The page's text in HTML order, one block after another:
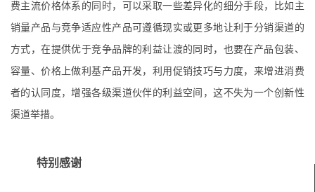
费主流价格体系的同时，可以采取一些差异化的细分手段， 比如主
销量产品与竞争适应性产品可遵循现实或更多地让利于分销渠道的
方式，在提供优于竞争品牌的利益让渡的同时，也要在产品包装、
容量、价格上做利基产品开发，利用促销技巧与力度，来增进消费
者的认同度，增强各级渠道伙伴的利益空间，这不失为一个创新性
渠道举措。
特别感谢